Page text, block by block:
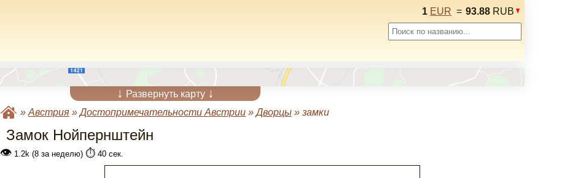
1 EUR = 93.88 RUB
↓ Развернуть карту ↓
» Австрия»Достопримечательности Австрии»Дворцы» замки
Замок Нойпернштейн
👁1.2k (8 за неделю) ⏱️40 сек.